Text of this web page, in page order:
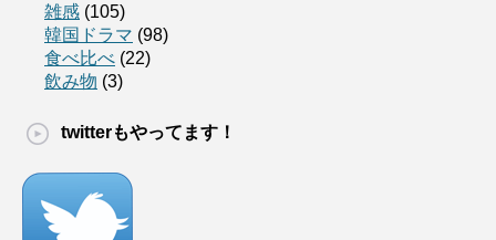
雑感 (105)
韓国ドラマ (98)
食べ比べ (22)
飲み物 (3)
twitterもやってます！